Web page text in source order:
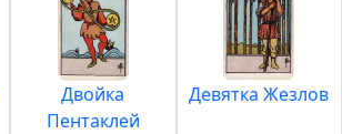
Двойка
Пентаклей
Девятка Жезлов